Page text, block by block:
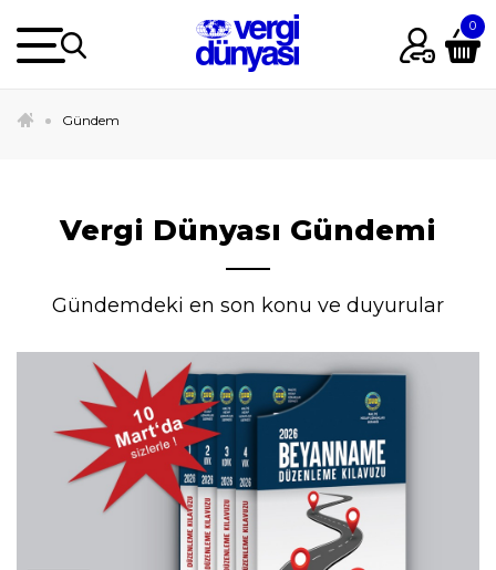
Gündem
Vergi Dünyası Gündemi
Gündemdeki en son konu ve duyurular